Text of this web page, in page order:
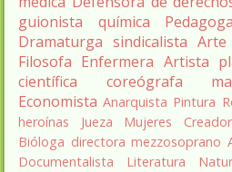
guionista
química Pedagoga
Dramaturga sindicalista Arte
Filosofa Enfermera Artista
científica
coreógrafa
Economista Anarquista Pintura
heroínas
Jueza Mujeres
Bióloga directora mezzosoprano
Documentalista
Literatura